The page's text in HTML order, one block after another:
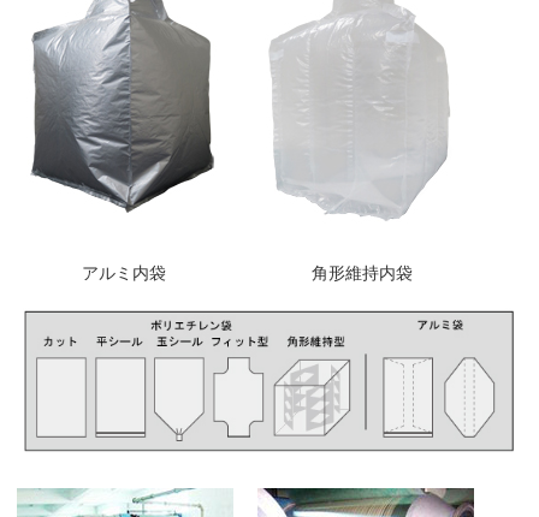
アルミ内袋 角形維持内袋